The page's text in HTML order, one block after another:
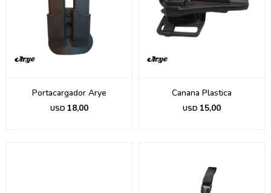
Portacargador Arye
USD 18,00
Canana Plastica
USD 15,00